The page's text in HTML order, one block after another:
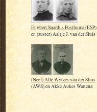
Engbert Suardus Posthuma (ESP)
en (zuster) Aaltje J. van der Sluis
(Neef) Alle Wytzes van der Sluis
(AWS) en Akke Aukes Wartena